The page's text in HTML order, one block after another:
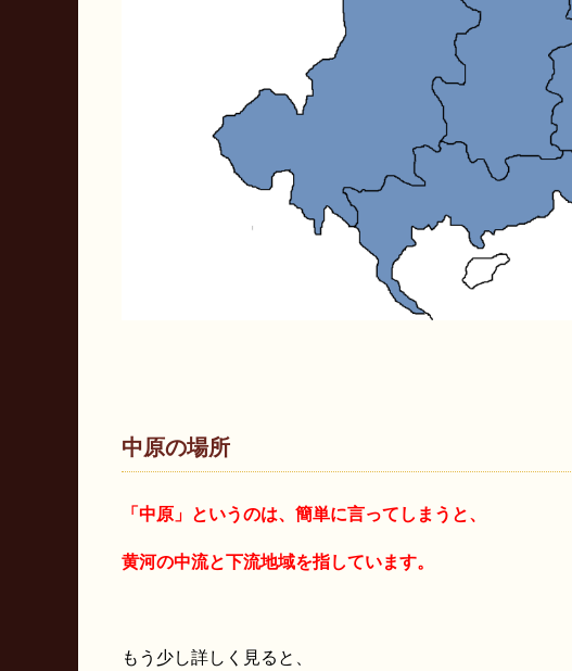
中原の場所
「中原」というのは、 簡単に言ってしまうと、
黄河の中流と下流地域を指しています。
もう少し詳しく見ると、